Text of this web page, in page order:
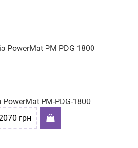
PowerMat PM-PDG-1800
грн